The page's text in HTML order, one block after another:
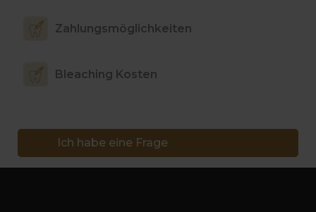
Zahlungsmöglichkeiten
Bleaching Kosten
Ich habe eine Frage